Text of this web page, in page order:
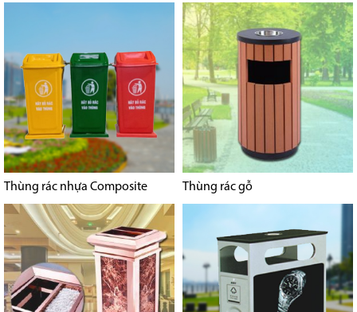
Thùng rác nhựa Composite Thùng rác gỗ